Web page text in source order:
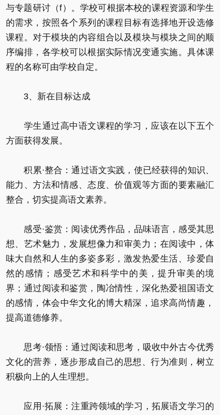
与专题研讨（f）。学校可根据本校的课程资源和学生
的需求，按照各个系列的课程目标有选择地开设选修
课程。对于模块的内容组合以及模块与模块之间的顺
序编排，各学校可以根据实际情况变通实施。具体课
程的名称可由学校自定。
3、新在目标达成
学生通过高中语文课程的学习，应该在以下五个
方面获得发展。
积累·整合：通过语文实践，使已经获得的知识、
能力、方法和情感、态度、价值观等方面的要素融汇
整合，切实提高语文素养。
感受·鉴赏：阅读优秀作品，品味语言，感受其思
想、艺术魅力，发展想像力和审美力；在阅读中，体
味大自然和人生的多姿多彩，激发热爱生活、珍爱自
然的感情；感受艺术和科学中的美，提升审美的境
界；通过阅读和鉴赏，陶冶情性，深化热爱祖国语文
的感情，体会中华文化的博大精深，追求高尚情趣，
提高道德修养。
思考·领悟：通过阅读和思考，吸收中外古今优秀
文化的营养，逐步形成自己的思想、行为准则，树立
积极向上的人生理想。
应用·拓展：注重跨领域的学习，拓展语文学习的